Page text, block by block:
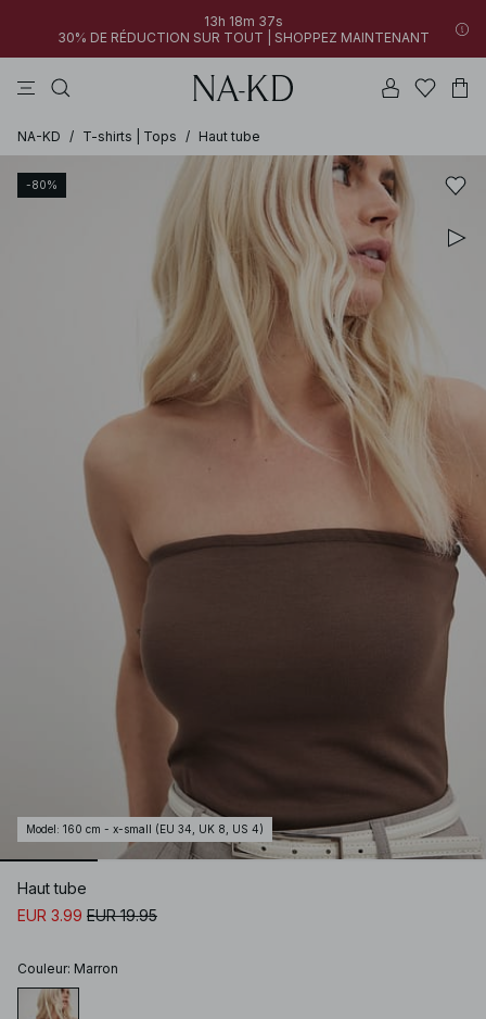
13h 18m 37s
30% DE RÉDUCTION SUR TOUT | SHOPPEZ MAINTENANT
NA-KD / T-shirts | Tops / Haut tube
-80%
Model : 160 cm - x-small (EU 34, UK 8, US 4)
Haut tube
EUR 3.99 EUR 19.95
Couleur: Marron